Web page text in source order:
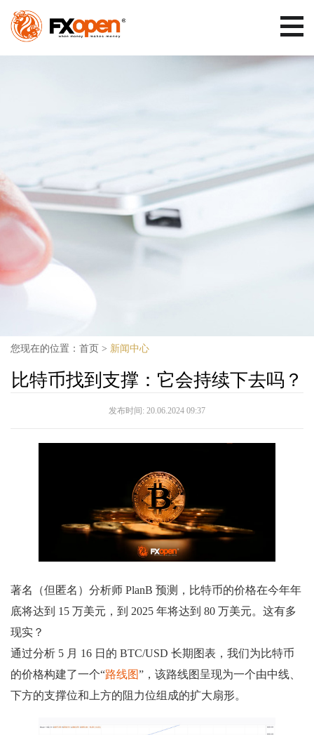
您现在的位置： 首页 > 新闻中心
比特币找到支撑：它会持续下去吗？
发布时间: 20.06.2024 09:37
著名（但匿名）分析师 PlanB 预测，比特币的价格在今年年
底将达到 15 万美元，到 2025 年将达到 80 万美元。这有多
现实？
通过分析 5 月 16 日的 BTC/USD 长期图表，我们为比特币
的价格构建了一个“路线图”，该路线图呈现为一个由中线、
下方的支撑位和上方的阻力位组成的扩大扇形。